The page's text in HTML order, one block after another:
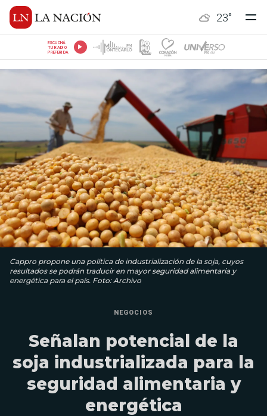
23°
ESCUCHÁ
TU RADIO
PREFERIDA
Cappro propone una política de industrialización de la soja, cuyos
resultados se podrán traducir en mayor seguridad alimentaria y
energética para el país. Foto: Archivo
NEGOCIOS
Señalan potencial de la
soja industrializada para la
seguridad alimentaria y
energética